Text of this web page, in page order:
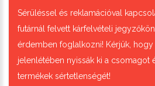
Sérüléssel és reklamációval
futárnál felvett kárfelvételi
érdemben foglalkozni! Kérjük,
jelenlétében nyissák ki a csomagot
termékek sértetlenségét!